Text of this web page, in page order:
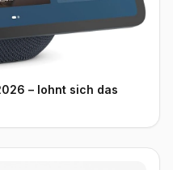
– lohnt sich das